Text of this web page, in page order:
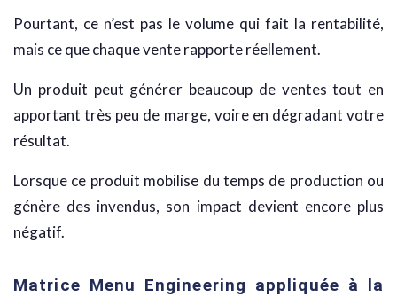
Pourtant, ce n’est pas le volume qui fait la rentabilité,
mais ce que chaque vente rapporte réellement.
Un produit peut générer beaucoup de ventes tout en
apportant très peu de marge, voire en dégradant votre
résultat.
Lorsque ce produit mobilise du temps de production ou
génère des invendus, son impact devient encore plus
négatif.
Matrice Menu Engineering appliquée à la